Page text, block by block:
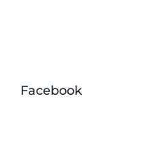
Facebook